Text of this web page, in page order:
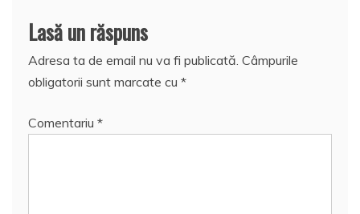
Lasă un răspuns
Adresa ta de email nu va fi publicată. Câmpurile
obligatorii sunt marcate cu *
Comentariu *